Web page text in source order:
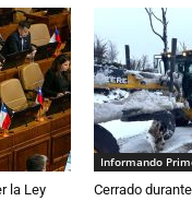
la Ley
Informando
Cerrado